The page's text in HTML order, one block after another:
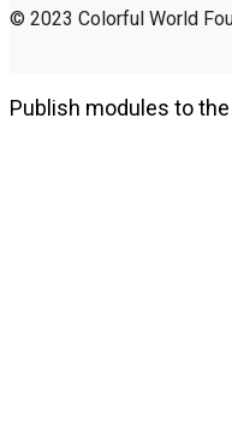
© 2023 Colorful World
Publish modules to